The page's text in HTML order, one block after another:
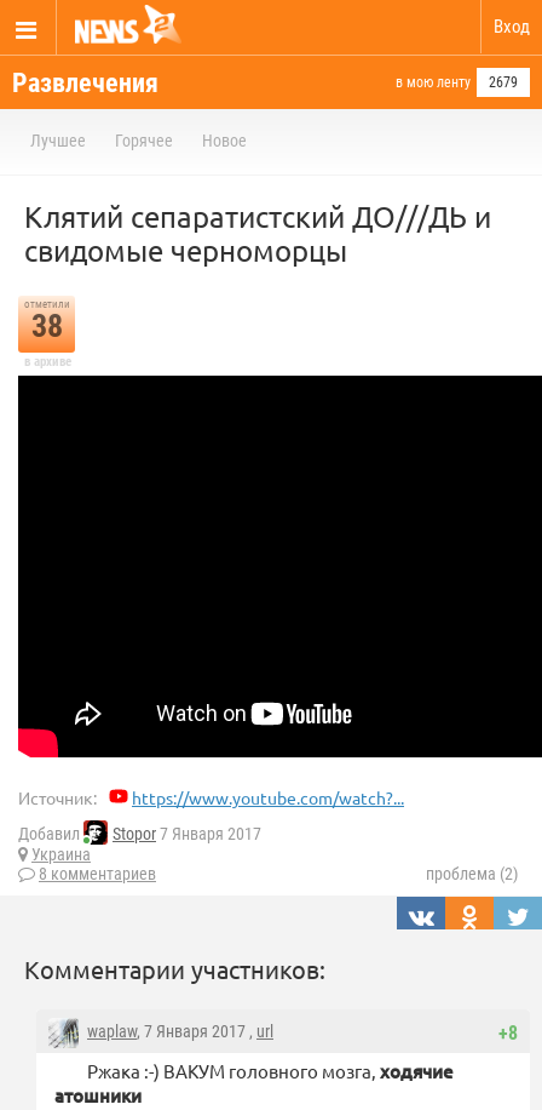
Вход
Развлечения в мою ленту 2679
Лучшее Горячее Новое
Клятий сепаратистский ДО///ДЬ и
свидомые черноморцы
отметили
38
в архиве
Источник: https://www.youtube.com/watch?...
Добавил Stopor7 Января 2017
Украина
8 комментариев
проблема (2)
Комментарии участников:
+8
waplaw, 7 Января 2017 , url
Ржака :-) ВАКУМ головного мозга, ходячие
атошники